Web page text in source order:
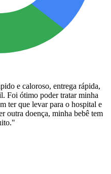
e caloroso, entrega rápida,
Foi ótimo poder tratar minha
ter que levar para o hospital e
outra doença, minha bebê tem
"